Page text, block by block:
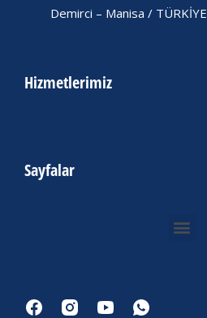
Demirci – Manisa / TÜRKİYE
Hizmetlerimiz
Sayfalar